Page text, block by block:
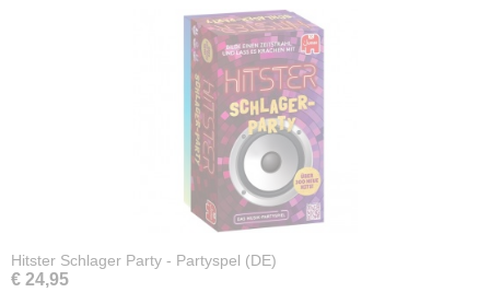
Hitster Schlager Party - Partyspel (DE)
€ 24,95